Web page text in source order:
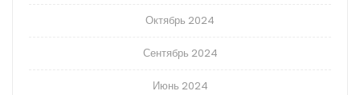
Октябрь 2024
Сентябрь 2024
Июнь 2024